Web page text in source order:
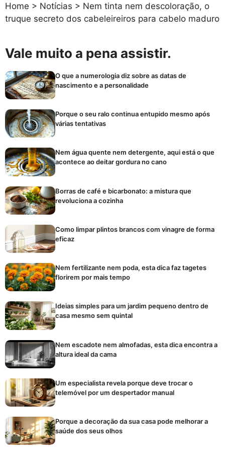
Home > Notícias > Nem tinta nem descoloração, o
truque secreto dos cabeleireiros para cabelo maduro
Vale muito a pena assistir.
O que a numerologia diz sobre as datas de
nascimento e a personalidade
Porque o seu ralo continua entupido mesmo após
várias tentativas
Nem água quente nem detergente, aqui está o que
acontece ao deitar gordura no cano
Borras de café e bicarbonato: a mistura que
revoluciona a cozinha
Como limpar plintos brancos com vinagre de forma
eficaz
Nem fertilizante nem poda, esta dica faz tagetes
florirem por mais tempo
Ideias simples para um jardim pequeno dentro de
casa mesmo sem quintal
Nem escadote nem almofadas, esta dica encontra a
altura ideal da cama
Um especialista revela porque deve trocar o
telemóvel por um despertador manual
Porque a decoração da sua casa pode melhorar a
saúde dos seus olhos